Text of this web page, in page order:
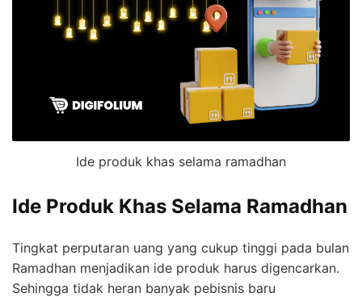
Ide produk khas selama ramadhan
Ide Produk Khas Selama Ramadhan
Tingkat perputaran uang yang cukup tinggi pada bulan
Ramadhan menjadikan ide produk harus digencarkan.
Sehingga tidak heran banyak pebisnis baru